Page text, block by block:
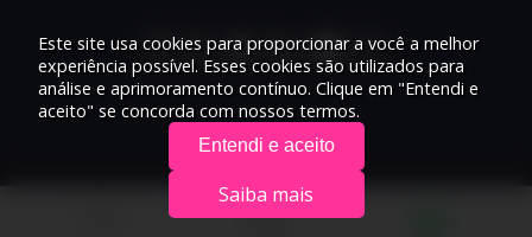
© 2026 Rádio Najuá - Todos os direitos reservados.
Este site usa cookies para proporcionar a você a melhor
experiência possível. Esses cookies são utilizados para
análise e aprimoramento contínuo. Clique em "Entendi e
aceito" se concorda com nossos termos.
Entendi e aceito
Saiba mais